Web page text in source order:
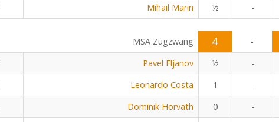
Mihail Marin ½ -
MSA Zugzwang 4 -
Pavel Eljanov ½ -
Leonardo Costa 1 -
Dominik Horvath 0 -